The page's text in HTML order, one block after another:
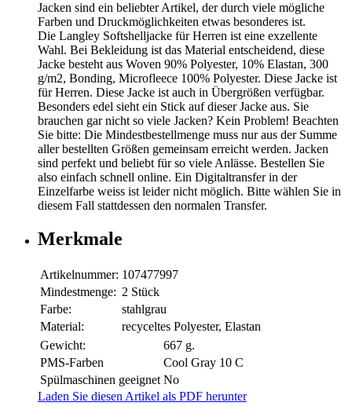
Jacken sind ein beliebter Artikel, der durch viele mögliche
Farben und Druckmöglichkeiten etwas besonderes ist.
Die Langley Softshelljacke für Herren ist eine exzellente
Wahl. Bei Bekleidung ist das Material entscheidend, diese
Jacke besteht aus Woven 90% Polyester, 10% Elastan, 300
g/m2, Bonding, Microfleece 100% Polyester. Diese Jacke ist
für Herren. Diese Jacke ist auch in Übergrößen verfügbar.
Besonders edel sieht ein Stick auf dieser Jacke aus. Sie
brauchen gar nicht so viele Jacken? Kein Problem! Beachten
Sie bitte: Die Mindestbestellmenge muss nur aus der Summe
aller bestellten Größen gemeinsam erreicht werden. Jacken
sind perfekt und beliebt für so viele Anlässe. Bestellen Sie
also einfach schnell online. Ein Digitaltransfer in der
Einzelfarbe weiss ist leider nicht möglich. Bitte wählen Sie in
diesem Fall stattdessen den normalen Transfer.
Merkmale
Artikelnummer: 107477997
Mindestmenge: 2 Stück
Farbe:
stahlgrau
Material:
recyceltes Polyester, Elastan
Gewicht:
667 g.
PMS-Farben
Cool Gray 10 C
Spülmaschinen geeignet No
Laden Sie diesen Artikel als PDF herunter